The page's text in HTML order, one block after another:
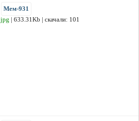
Мем-931
jpg | 633.31Kb | скачали: 101